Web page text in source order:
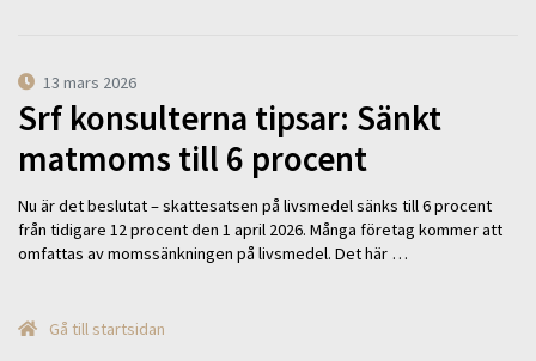
13 mars 2026
Srf konsulterna tipsar: Sänkt
matmoms till 6 procent
Nu är det beslutat – skattesatsen på livsmedel sänks till 6 procent
från tidigare 12 procent den 1 april 2026. Många företag kommer att
omfattas av momssänkningen på livsmedel. Det här …
Gå till startsidan